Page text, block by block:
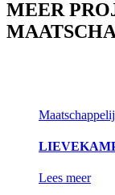
MEER
Lees meer